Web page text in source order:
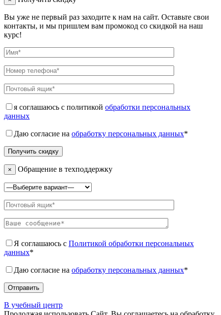
Вы уже не первый раз заходите к нам на сайт. Оставьте свои
контакты, и мы пришлем вам промокод со скидкой на наш
курс!
я соглашаюсь с политикой обработки персональных
данных
Даю согласие на обработку персональных данных*
× Обращение в техподдержку
Я соглашаюсь с Политикой обработки персональных
данных*
Даю согласие на обработку персональных данных*
В учебный центр